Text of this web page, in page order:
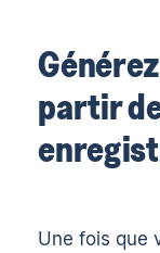
partir
Une fois que